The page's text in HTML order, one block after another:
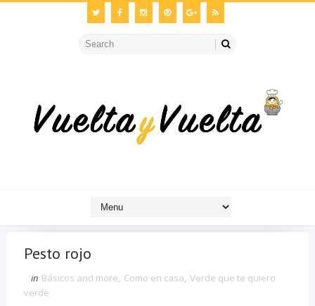
Pesto rojo
in Básicos and more, Como en casa, Verde que te quiero
verde